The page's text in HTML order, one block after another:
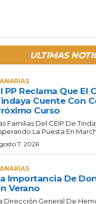
ULTIMAS
PP Reclama Que El
Cuente Con
Curso
Familias Del CEIP De
La Puesta En
7, 2026
Importancia De
Verano
Dirección General De